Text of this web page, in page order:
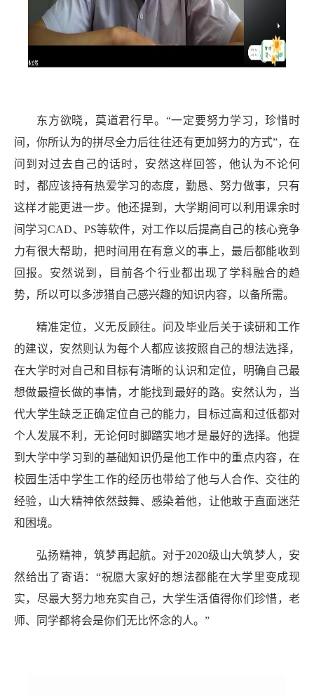
东方欲晓，莫道君行早。 “一定要努力学习，珍惜时
间，你所认为的拼尽全力后往往还有更加努力的方式”，在
问到对过去自己的话时，安然这样回答，他认为不论何
时，都应该持有热爱学习的态度，勤恳、努力做事，只有
这样才能更进一步。他还提到，大学期间可以利用课余时
间学习CAD、 PS等软件，对工作以后提高自己的核心竞争
力有很大帮助，把时间用在有意义的事上，最后都能收到
回报。安然说到，目前各个行业都出现了学科融合的趋
势，所以可以多涉猎自己感兴趣的知识内容，以备所需。
精准定位，义无反顾往。问及毕业后关于读研和工作
的建议，安然则认为每个人都应该按照自己的想法选择，
在大学时对自己和目标有清晰的认识和定位，明确自己最
想做最擅长做的事情，才能找到最好的路。安然认为，当
代大学生缺乏正确定位自己的能力，目标过高和过低都对
个人发展不利，无论何时脚踏实地才是最好的选择。他提
到大学中学习到的基础知识仍是他工作中的重点内容，在
校园生活中学生工作的经历也带给了他与人合作、交往的
经验，山大精神依然鼓舞、感染着他，让他敢于直面迷茫
和困境。
弘扬精神，筑梦再起航。对于2020级山大筑梦人，安
然给出了寄语：“祝愿大家好的想法都能在大学里变成现
实，尽最大努力地充实自己，大学生活值得你们珍惜，老
师、同学都将会是你们无比怀念的人。”